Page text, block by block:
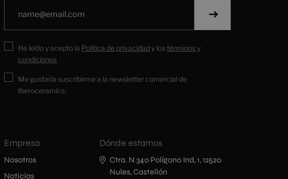
He leído y acepto la Política de privacidad y los términos y
condiciones
Me gustaría suscribirme a la newsletter comercial de
Iberoceramics.
Empresa
Nosotros
Noticias
Dónde estamos
Ctra. N 340 Polígono Ind, 1, 12520
Nules, Castellón